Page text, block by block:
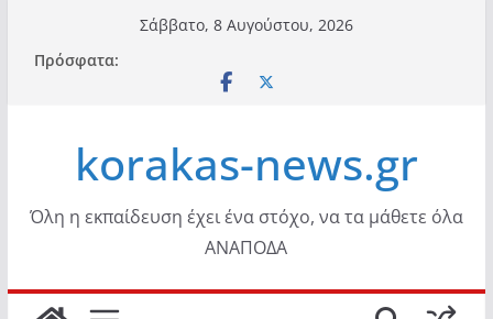
περιεχόμενο
Σάββατο, 8 Αυγούστου, 2026
Πρόσφατα:
korakas-news.gr
Όλη η εκπαίδευση έχει ένα στόχο, να τα μάθετε όλα
ΑΝΑΠΟΔΑ